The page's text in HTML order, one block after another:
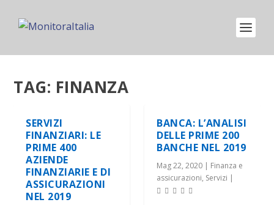
TAG: FINANZA
SERVIZI
FINANZIARI: LE
PRIME 400
AZIENDE
FINANZIARIE E DI
ASSICURAZIONI
NEL 2019
BANCA: L’ANALISI
DELLE PRIME 200
BANCHE NEL 2019
Mag 22, 2020 | Finanza e
assicurazioni, Servizi |